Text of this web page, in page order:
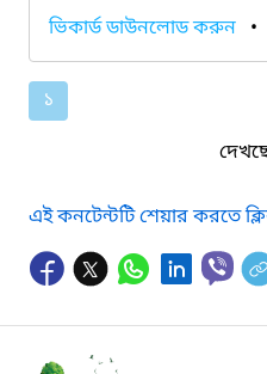
ভিকার্ড ডাউনলোড করুন •
১
এই কনটেন্টটি শেয়ার করতে